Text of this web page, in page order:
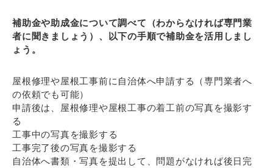
補助金や助成金について調べて（わからなければ専門業
者に聞きましょう）、以下の手順で補助金を活用しまし
ょう。
屋根修理や屋根工事前に自治体へ申請する（専門業者へ
の依頼でも可能）
申請後は、屋根修理や屋根工事の着工前の写真を撮影す
る
工事中の写真を撮影する
工事完了後の写真を撮影する
自治体へ書類・写真を提出して、問題がなければ後日完